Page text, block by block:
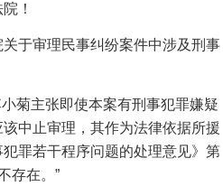
！
于审理民事纠纷案件中涉及刑事
菊主张即使本案有刑事犯罪嫌疑
中止审理，其作为法律依据所援
罪若干程序问题的处理意见》第
存在。”